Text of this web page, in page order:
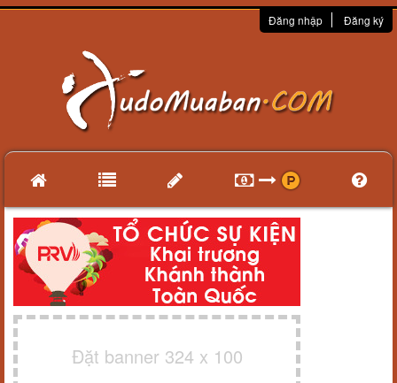
Đăng nhập Đăng ký
Đặt banner 324 x 100